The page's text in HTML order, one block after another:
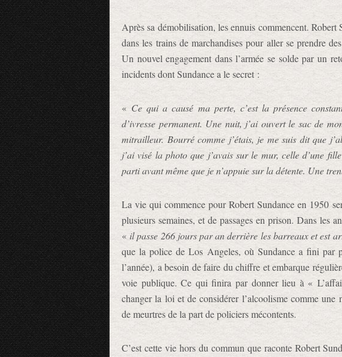
Après sa démobilisation, les ennuis commencent. Robert
dans les trains de marchandises pour aller se prendre
Un nouvel engagement dans l’armée se solde par un
incidents dont Sundance a le secret :
« Ce qui a causé ma perte, c’est la présence
d’ivresse permanent. Une nuit, j’ai ouvert le sac de
mitrailleur. Bourré comme j’étais, je me suis dit que
j’ai visé la photo que j’avais sur le mur, celle d’une
parti avant même que je n’appuie sur la détente. Une
La vie qui commence pour Robert Sundance en 1950
plusieurs semaines, et de passages en prison. Dans les
«il passe 266 jours par an derrière les barreaux et est
que la police de Los Angeles, où Sundance a fini par
l’année), a besoin de faire du chiffre et embarque
voie publique. Ce qui finira par donner lieu à «
changer la loi et de considérer l’alcoolisme comme une
de meurtres de la part de policiers mécontents.
C’est cette vie hors du commun que raconte Robert